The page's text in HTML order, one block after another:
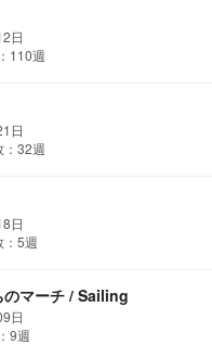
日
110週
日
32週
日
5週
マーチ / Sailing
日
9週